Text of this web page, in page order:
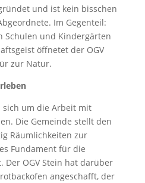
und ist kein bisschen
Im Gegenteil:
Schulen und Kindergärten
öffnetet der OGV
zur Natur.
sich um die Arbeit mit
Die Gemeinde stellt den
Räumlichkeiten zur
Fundament für die
Der OGV Stein hat darüber
angeschafft, der